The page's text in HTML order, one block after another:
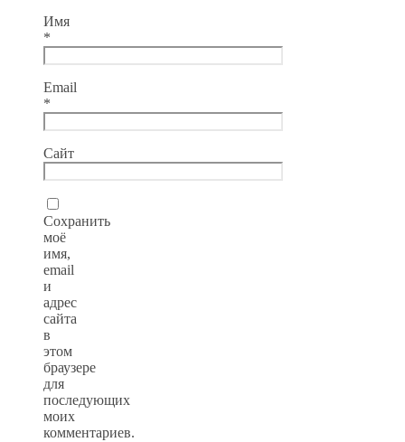
Имя
*
Email
*
Сайт
Сохранить
моё
имя,
email
и
адрес
сайта
в
этом
браузере
для
последующих
моих
комментариев.